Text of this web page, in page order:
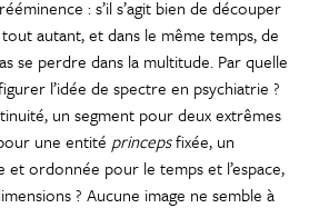
: s’il s’agit bien de découper
autant, et dans le même temps, de
se perdre dans la multitude. Par quelle
l’idée de spectre en psychiatrie ?
un segment pour deux extrêmes
une entité princepsfixée, un
et ordonnée pour le temps et l’espace,
? Aucune image ne semble à